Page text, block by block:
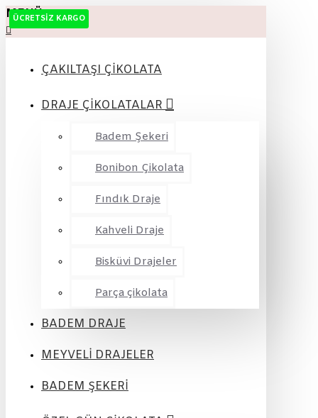
MENÜ
ÇAKILTAŞI ÇİKOLATA
DRAJE ÇİKOLATALAR
Badem Şekeri
Bonibon Çikolata
Fındık Draje
Kahveli Draje
Bisküvi Drajeler
Parça çikolata
BADEM DRAJE
MEYVELİ DRAJELER
BADEM ŞEKERİ
ÜCRETSIZ KARGO